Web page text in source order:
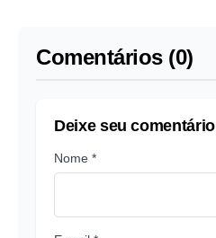
Comentários (0)
Deixe seu comentário
Nome *